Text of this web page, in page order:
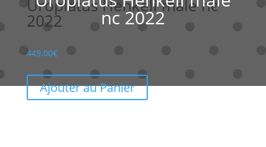
nc 2022
Uroplatus Henkeli male nc
2022
449.00€
Ajouter au Panier